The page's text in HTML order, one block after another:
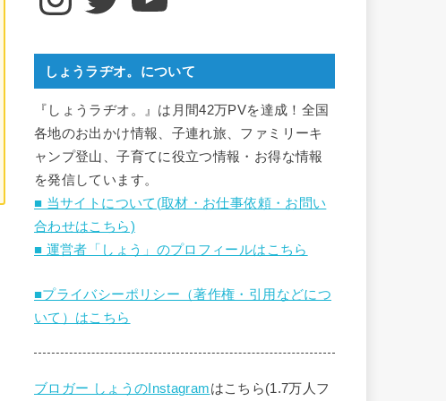
しょうラヂオ。について
『しょうラヂオ。』は月間42万PVを達成！全国
各地のお出かけ情報、子連れ旅、ファミリーキ
ャンプ登山、子育てに役立つ情報・お得な情報
を発信しています。
■ 当サイトについて(取材・お仕事依頼・お問い
合わせはこちら)
■ 運営者「しょう」のプロフィールはこちら
■プライバシーポリシー（著作権・引用などにつ
いて）はこちら
ブロガー しょうのInstagramはこちら(1.7万人フ